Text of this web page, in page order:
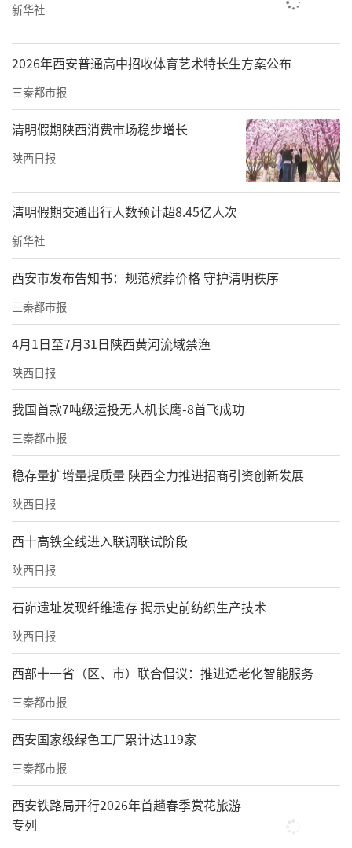
新华社
2026年西安普通高中招收体育艺术特长生方案公布
三秦都市报
清明假期陕西消费市场稳步增长
陕西日报
清明假期交通出行人数预计超8.45亿人次
新华社
西安市发布告知书：规范殡葬价格 守护清明秩序
三秦都市报
4月1日至7月31日陕西黄河流域禁渔
陕西日报
我国首款7吨级运投无人机长鹰-8首飞成功
三秦都市报
稳存量扩增量提质量 陕西全力推进招商引资创新发展
陕西日报
西十高铁全线进入联调联试阶段
陕西日报
石峁遗址发现纤维遗存 揭示史前纺织生产技术
陕西日报
西部十一省（区、市）联合倡议：推进适老化智能服务
三秦都市报
西安国家级绿色工厂累计达119家
三秦都市报
西安铁路局开行2026年首趟春季赏花旅游
专列